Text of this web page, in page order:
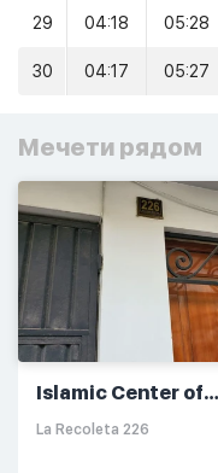
29 04:18 05:28
30 04:17 05:27
Мечети рядом
Islamic Center of
Arequipa
La Recoleta 226